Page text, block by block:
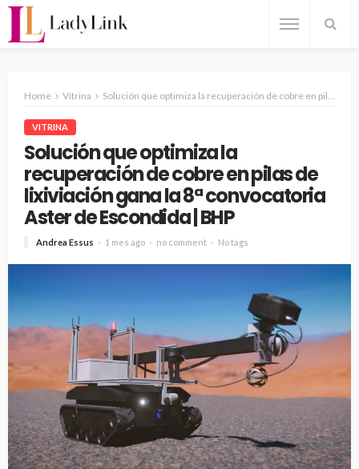
Home Vitrina Solución que optimiza la recuperación de cobre en pilas de lixiviación gana la 8ª convocatoria Aster de Escondida | BHP
VITRINA
Solución que optimiza la
recuperación de cobre en pilas de
lixiviación gana la 8ª convocatoria
Aster de Escondida | BHP
Andrea Essus 1 mes ago no comment No tags